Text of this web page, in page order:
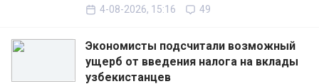
4-08-2026, 15:16 49
Экономисты подсчитали возможный
ущерб от введения налога на вклады
узбекистанцев